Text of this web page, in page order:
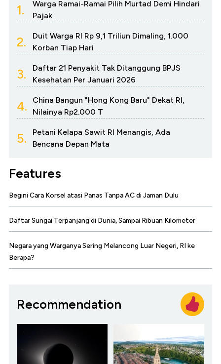
1.
Warga Ramai-Ramai Pilih Murtad Demi Hindari
Pajak
2.
Duit Warga RI Rp 9,1 Triliun Dimaling, 1.000
Korban Tiap Hari
3.
Daftar 21 Penyakit Tak Ditanggung BPJS
Kesehatan Per Januari 2026
4.
China Bangun "Hong Kong Baru" Dekat RI,
Nilainya Rp2.000 T
5.
Petani Kelapa Sawit RI Menangis, Ada
Bencana Depan Mata
Features
Begini Cara Korsel atasi Panas Tanpa AC di Jaman Dulu
Daftar Sungai Terpanjang di Dunia, Sampai Ribuan Kilometer
Negara yang Warganya Sering Melancong Luar Negeri, RI ke
Berapa?
Recommendation